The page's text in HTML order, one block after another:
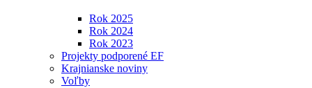
Rok 2025
Rok 2024
Rok 2023
Projekty podporené EF
Krajnianske noviny
Voľby